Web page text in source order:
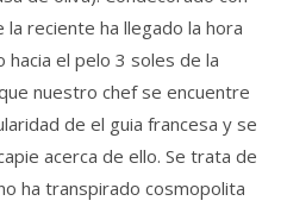
reciente ha llegado la hora
el pelo 3 soles de la
nuestro chef se encuentre
de el guia francesa y se
acerca de ello. Se trata de
ha transpirado cosmopolita